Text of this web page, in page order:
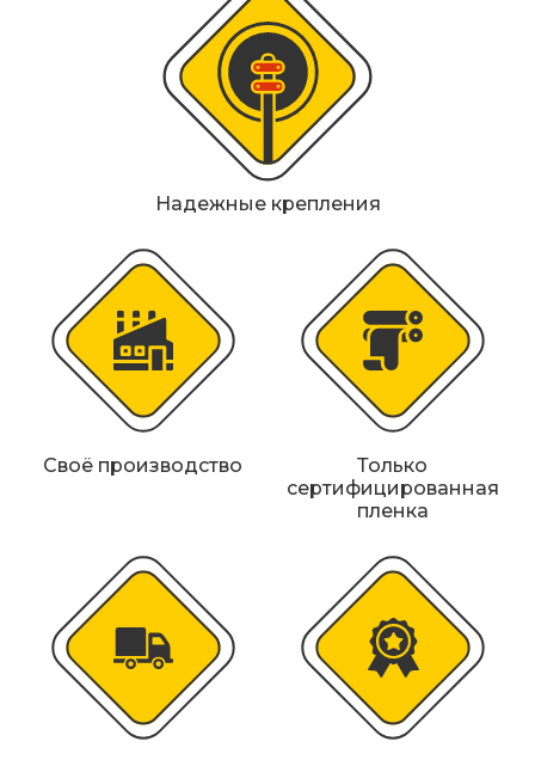
Своё производство
Только
сертифицированная
пленка
Надежные крепления